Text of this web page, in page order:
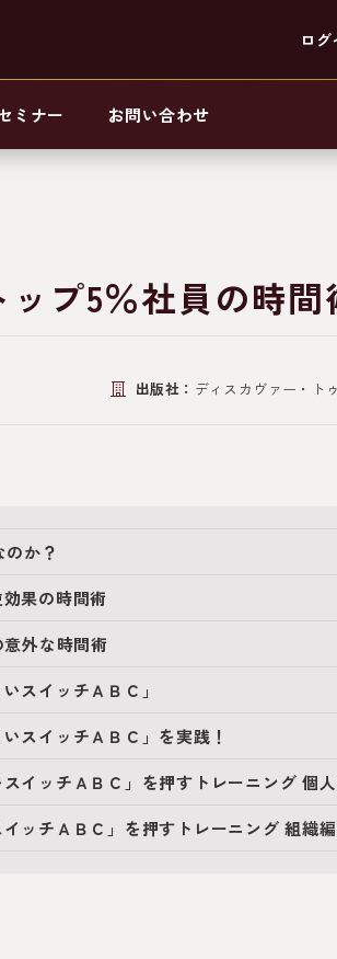
ログ
ミナー お問い合わせ
プ5％社員の時間
出版社： ディスカヴァー・ト
か？
果の時間術
外な時間術
スイッチＡＢＣ」
スイッチＡＢＣ」を実践！
イッチＡＢＣ」を押すトレーニング 個
ッチＡＢＣ」を押すトレーニング 組織編